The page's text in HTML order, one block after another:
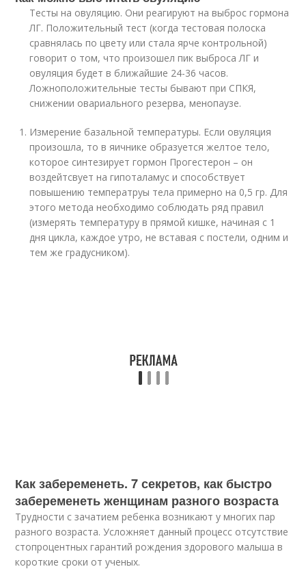
Тесты на овуляцию. Они реагируют на выброс гормона
ЛГ. Положительный тест (когда тестовая полоска
сравнялась по цвету или стала ярче контрольной)
говорит о том, что произошел пик выброса ЛГ и
овуляция будет в ближайшие 24-36 часов.
Ложноположительные тесты бывают при СПКЯ,
снижении овариального резерва, менопаузе.⁣
Измерение базальной температуры. Если овуляция
произошла, то в яичнике образуется желтое тело,
которое синтезирует гормон Прогестерон – он
воздейтсвует на гипоталамус и способствует
повышению температруы тела примерно на 0,5 гр. Для
этого метода необходимо соблюдать ряд правил
(измерять температуру в прямой кишке, начиная с 1
дня цикла, каждое утро, не вставая с постели, одним и
тем же градусником)⁣.
Как забеременеть. 7 секретов, как быстро
забеременеть женщинам разного возраста
Трудности с зачатием ребенка возникают у многих пар
разного возраста. Усложняет данный процесс отсутствие
стопроцентных гарантий рождения здорового малыша в
короткие сроки от ученых.